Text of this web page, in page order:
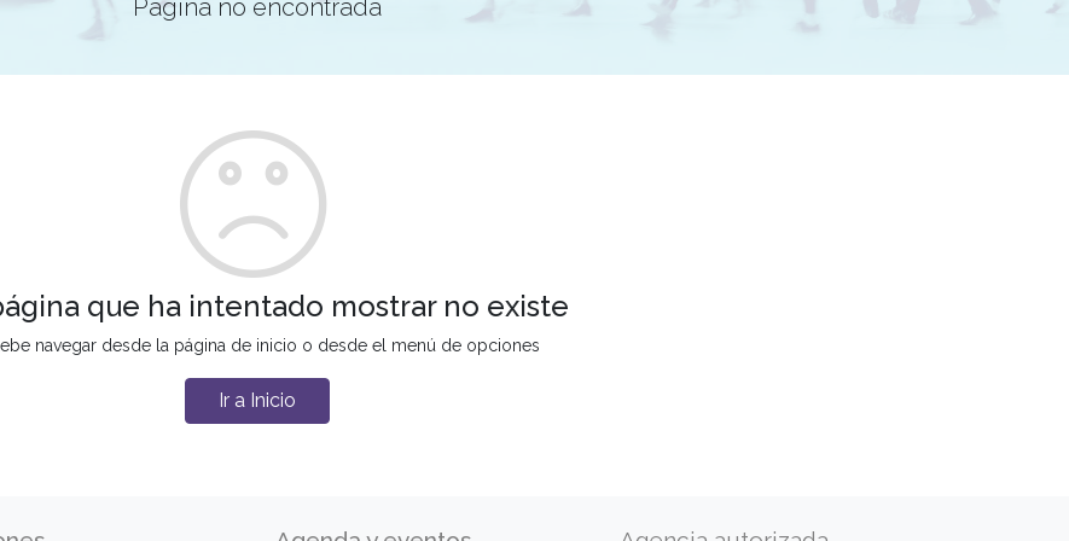
Página no encontrada
que ha intentado mostrar no existe
navegar desde la página de inicio o desde el menú de opciones
Ir a Inicio